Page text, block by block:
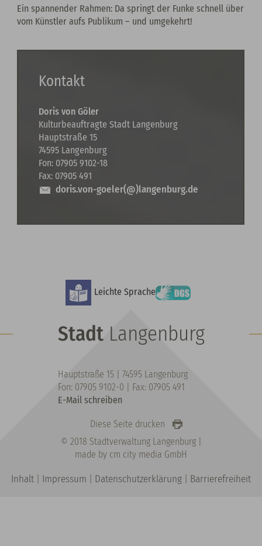
Ein spannender Rahmen: Da springt der Funke schnell über
vom Künstler aufs Publikum – und umgekehrt!
Kontakt
Doris von Göler
Kulturbeauftragte Stadt Langenburg
Hauptstraße 15
74595 Langenburg
Fon: 07905 9102-18
Fax: 07905 491
doris.von-goeler(@)langenburg.de
Leichte Sprache
StadtLangenburg
Hauptstraße 15 | 74595 Langenburg
Fon: 07905 9102-0 | Fax: 07905 491
E-Mail schreiben
Diese Seite drucken
© 2018 Stadtverwaltung Langenburg |
made by cm city media GmbH
Inhalt Impressum Datenschutzerklärung Barrierefreiheit